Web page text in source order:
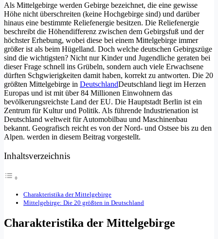
Als Mittelgebirge werden Gebirge bezeichnet, die eine gewisse
Höhe nicht überschreiten (keine Hochgebirge sind) und darüber
hinaus eine bestimmte Reliefenergie besitzen. Die Reliefenergie
beschreibt die Höhendifferenz zwischen dem Gebirgsfuß und der
höchster Erhebung, wobei diese bei einem Mittelgebirge immer
größer ist als beim Hügelland. Doch welche deutschen Gebirgszüge
sind die wichtigsten? Nicht nur Kinder und Jugendliche geraten bei
dieser Frage schnell ins Grübeln, sondern auch viele Erwachsene
dürften Schgwierigkeiten damit haben, korrekt zu antworten. Die 20
größten Mittelgebirge in DeutschlandDeutschland liegt im Herzen
Europas und ist mit über 84 Millionen Einwohnern das
bevölkerungsreichste Land der EU. Die Hauptstadt Berlin ist ein
Zentrum für Kultur und Politik. Als führende Industrienation ist
Deutschland weltweit für Automobilbau und Maschinenbau
bekannt. Geografisch reicht es von der Nord- und Ostsee bis zu den
Alpen. werden in diesem Beitrag vorgestellt.
Inhaltsverzeichnis
Charakteristika der Mittelgebirge
Mittelgebirge: Die 20 größten in Deutschland
Charakteristika der Mittelgebirge